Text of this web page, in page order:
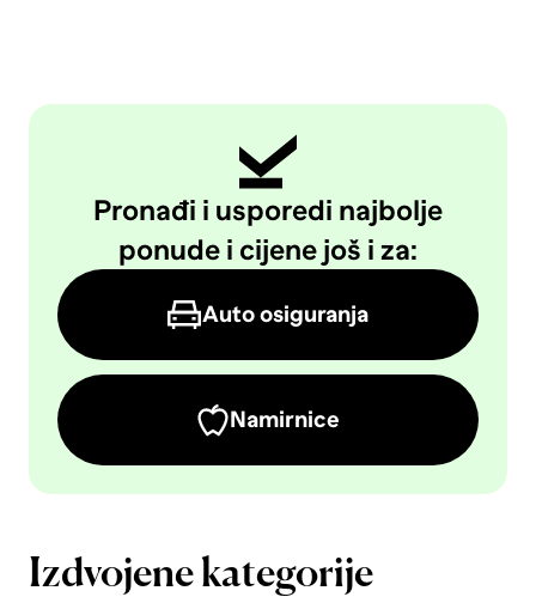
Pronađi i usporedi najbolje
ponude i cijene još i za:
Auto osiguranja
Namirnice
Izdvojene kategorije